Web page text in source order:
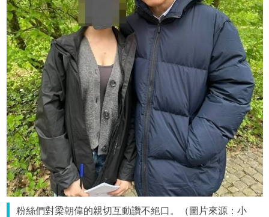
粉絲們對梁朝偉的親切互動讚不絕口。（圖片來源：小